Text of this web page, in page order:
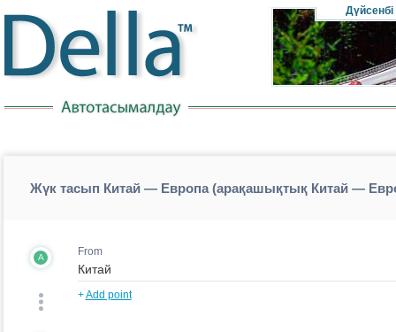
Дүйсенбі
Жүк тасып Китай — Европа (арақашықтық Китай —
A From
+Add point